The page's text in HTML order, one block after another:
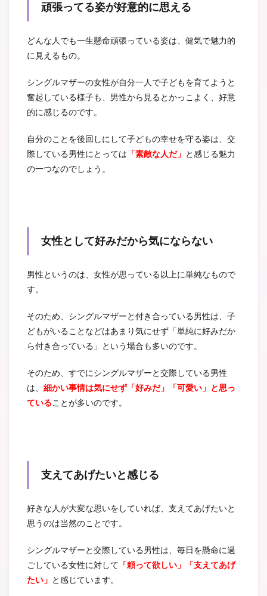
頑張ってる姿が好意的に思える
どんな人でも一生懸命頑張っている姿は、健気で魅力的
に見えるもの。
シングルマザーの女性が自分一人で子どもを育てようと
奮起している様子も、男性から見るとかっこよく、好意
的に感じるのです。
自分のことを後回しにして子どもの幸せを守る姿は、交
際している男性にとっては 「素敵な人だ」 と感じる魅力
の一つなのでしょう。
女性として好みだから気にならない
男性というのは、女性が思っている以上に単純なもので
す。
そのため、シングルマザーと付き合っている男性は、子
どもがいることなどはあまり気にせず「単純に好みだか
ら付き合っている」という場合も多いのです。
そのため、すでにシングルマザーと交際している男性
は、 細かい事情は気にせず「好みだ」「可愛い」と思っ
ていることが多いのです。
支えてあげたいと感じる
好きな人が大変な思いをしていれば、支えてあげたいと
思うのは当然のことです。
シングルマザーと交際している男性は、毎日を懸命に過
ごしている女性に対して 「頼って欲しい」「支えてあげ
たい」 と感じています。